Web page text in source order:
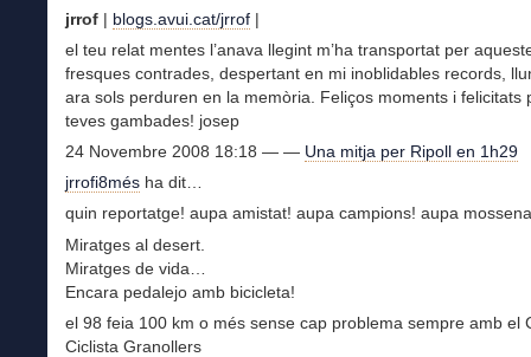
jrrof | blogs.avui.cat/jrrof |
el teu relat mentes l’anava llegint m’ha transportat per
fresques contrades, despertant en mi inoblidables records,
ara sols perduren en la memòria. Feliços moments i felicitats
teves gambades! josep
24 Novembre 2008 18:18 — — Una mitja per Ripoll en 1h29
jrrofi8més ha dit…
quin reportatge! aupa amistat! aupa campions! aupa
Miratges al desert.
Miratges de vida…
Encara pedalejo amb bicicleta!
el 98 feia 100 km o més sense cap problema sempre amb el
Ciclista Granollers